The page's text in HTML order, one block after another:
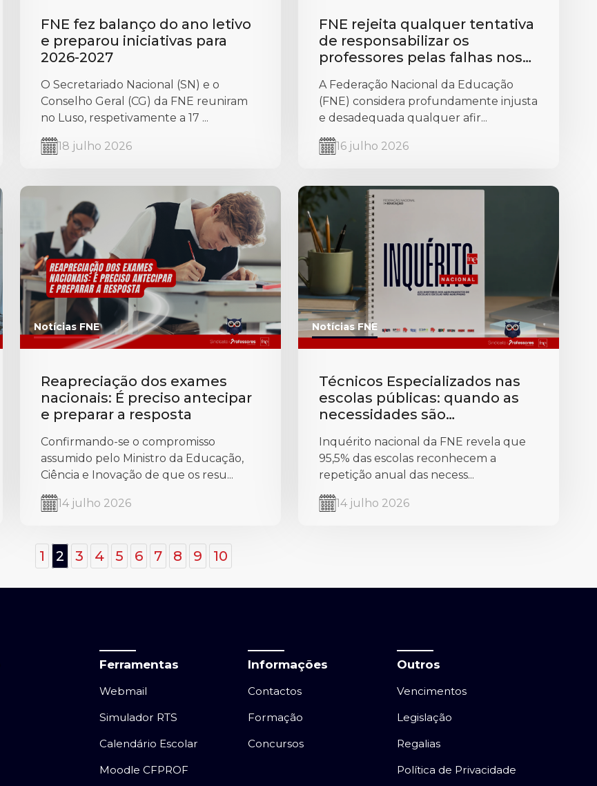
FNE fez balanço do ano letivo
e preparou iniciativas para
2026-2027
O Secretariado Nacional (SN) e o
Conselho Geral (CG) da FNE reuniram
no Luso, respetivamente a 17 ...
18 julho 2026
FNE rejeita qualquer tentativa
de responsabilizar os
professores pelas falhas nos
A Federação Nacional da Educação
(FNE) considera profundamente injusta
e desadequada qualquer afir...
16 julho 2026
Notícias FNE
Reapreciação dos exames
nacionais: É preciso antecipar
e preparar a resposta
Confirmando-se o compromisso
assumido pelo Ministro da Educação,
Ciência e Inovação de que os resu...
14 julho 2026
Notícias FNE
Técnicos Especializados nas
escolas públicas: quando as
necessidades são
pode continuar a ser
provisória
Inquérito nacional da FNE revela que
95,5% das escolas reconhecem a
repetição anual das necess...
14 julho 2026
1 2 3 4 5 6 7 8 9 10
Ferramentas
Webmail
Simulador RTS
Calendário Escolar
Moodle CFPROF
Informações
Contactos
Formação
Concursos
Outros
Vencimentos
Legislação
Regalias
Política de Privacidade